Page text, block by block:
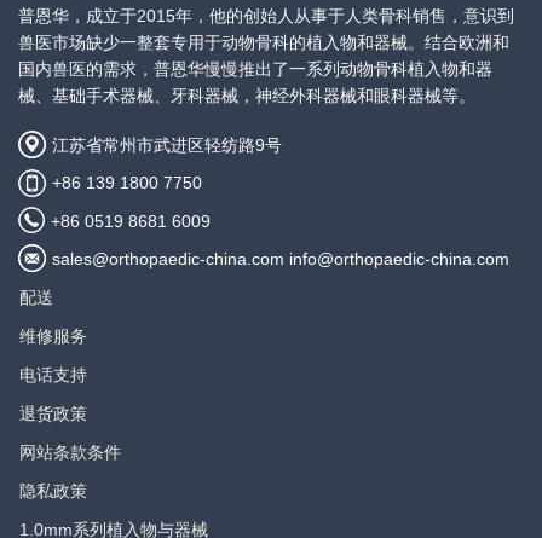
产品描述：
2.4mm 直型加压骨板，4+5孔
规格：
宽度6.5mm， 厚度2.0mm， 总长
74mm
产品描述：
规格：
普恩华，成立于2015年，他的创始人从事于人类骨科销售，意识到
兽医市场缺少一整套专用于动物骨科的植入物和器械。结合欧洲和
国内兽医的需求，普恩华慢慢推出了一系列动物骨科植入物和器
械、基础手术器械、牙科器械，神经外科器械和眼科器械等。
江苏省常州市武进区轻纺路9号
+86 139 1800 7750
+86 0519 8681 6009
sales@orthopaedic-china.com info@orthopaedic-china.com
配送
维修服务
电话支持
退货政策
网站条款条件
隐私政策
1.0mm系列植入物与器械